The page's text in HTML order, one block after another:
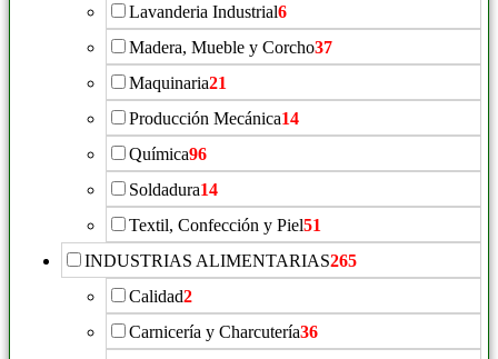
Lavanderia Industrial6
Madera, Mueble y Corcho37
Maquinaria21
Producción Mecánica14
Química96
Soldadura14
Textil, Confección y Piel51
INDUSTRIAS ALIMENTARIAS265
Calidad2
Carnicería y Charcutería36